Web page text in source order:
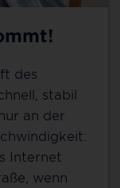
des
stabil
an der
Internet
wenn